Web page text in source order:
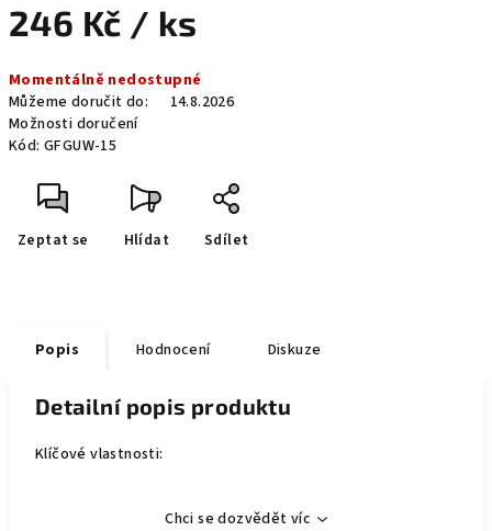
246 Kč / ks
cena:
Momentálně nedostupné
Můžeme doručit do:
14.8.2026
Možnosti doručení
Kód: GFGUW-15
Zeptat se Hlídat Sdílet
Popis Hodnocení Diskuze
Detailní popis produktu
Klíčové vlastnosti:
Chci se dozvědět víc